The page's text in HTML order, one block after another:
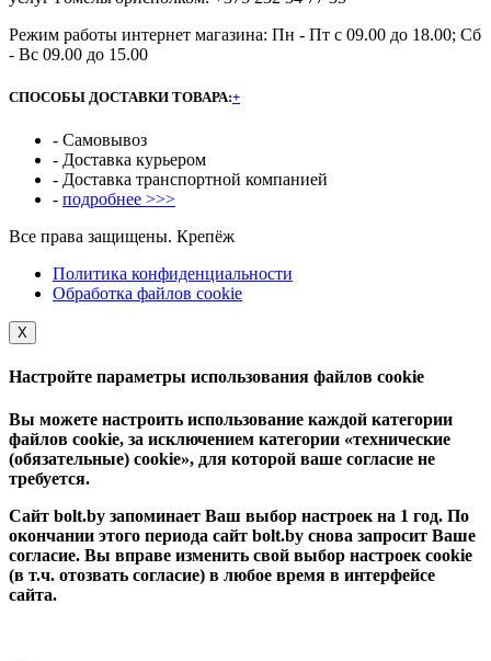
Режим работы интернет магазина: Пн - Пт с 09.00 до 18.00; Сб
- Вс 09.00 до 15.00
СПОСОБЫ ДОСТАВКИ ТОВАРА:+
- Самовывоз
- Доставка курьером
- Доставка транспортной компанией
- подробнее >>>
Все права защищены. Крепёж
Политика конфиденциальности
Обработка файлов cookie
Х
Настройте параметры использования файлов cookie
Вы можете настроить использование каждой категории
файлов cookie, за исключением категории «технические
(обязательные) cookie», для которой ваше согласие не
требуется.
Сайт bolt.by запоминает Ваш выбор настроек на 1 год. По
окончании этого периода сайт bolt.by снова запросит Ваше
согласие. Вы вправе изменить свой выбор настроек cookie
(в т.ч. отозвать согласие) в любое время в интерфейсе
сайта.